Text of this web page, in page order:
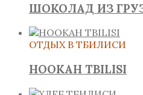
ШОКОЛАД ИЗ
ОТДЫХ В ТБИЛИСИ
HOOKAH TBILISI